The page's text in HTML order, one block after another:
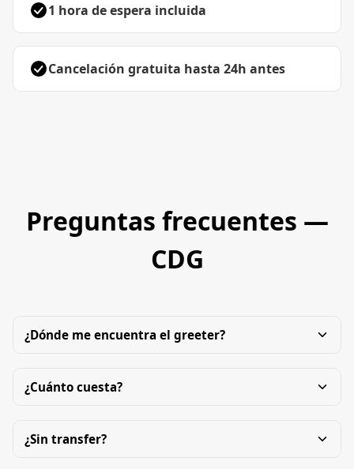
1 hora de espera incluida
Cancelación gratuita hasta 24h antes
Preguntas frecuentes —
CDG
¿Dónde me encuentra el greeter?
¿Cuánto cuesta?
¿Sin transfer?